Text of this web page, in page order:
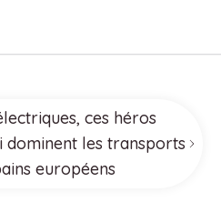
ces héros
dominent les transports
européens